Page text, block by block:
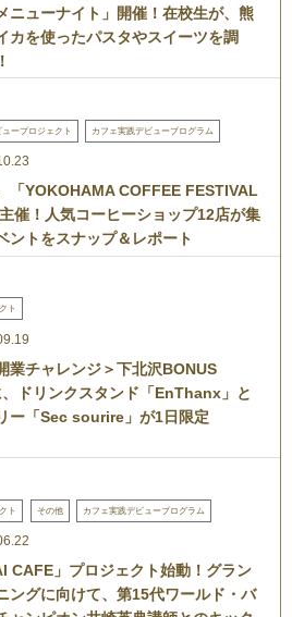
ニューナイト」開催！在校生が、熊
カを使ったパスタやスイーツを調
ュープロジェクト カフェ実践デビュープログラム
「YOKOHAMA COFFEE FESTIVAL
催！人気コーヒーショップ12店が集
ントをスナップ＆レポート
ト
業チャレンジ＞下北沢BONUS
ドリンクスタンド「EnThanx」と
ー「Sec sourire」が1日限定
ト その他 カフェ実践デビュープログラム
CAFE」プロジェクト始動！グラン
ングに向けて、第15代ワールド・バ